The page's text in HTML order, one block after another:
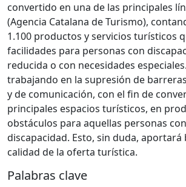
convertido en una de las principales
(Agencia Catalana de Turismo),
1.100 productos y servicios turísticos
facilidades para personas con
reducida o con necesidades
trabajando en la supresión de
y de comunicación, con el fin de
principales espacios turísticos, en
obstáculos para aquellas personas
discapacidad. Esto, sin duda, aportará
calidad de la oferta turística.
Palabras clave